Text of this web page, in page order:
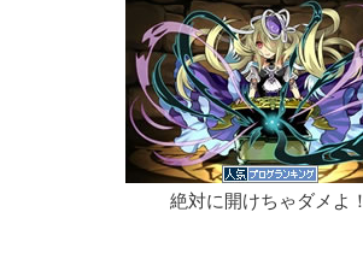
絶対に開けちゃダメよ！